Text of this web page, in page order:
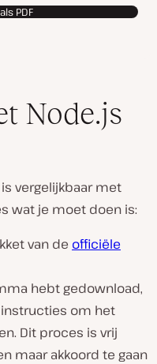
PDF
Node.js
vergelijkbaar met
wat je moet doen is:
van de officiële
hebt gedownload,
om het
Dit proces is vrij
maar akkoord te gaan